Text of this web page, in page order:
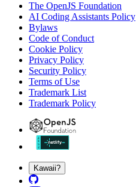
The OpenJS Foundation
AI Coding Assistants Policy
Bylaws
Code of Conduct
Cookie Policy
Privacy Policy
Security Policy
Terms of Use
Trademark List
Trademark Policy
Kawaii?